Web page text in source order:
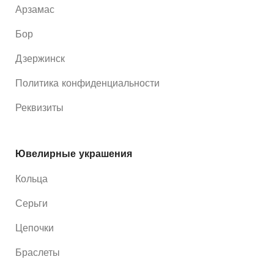
Арзамас
Бор
Дзержинск
Политика конфиденциальности
Реквизиты
Ювелирные украшения
Кольца
Серьги
Цепочки
Браслеты